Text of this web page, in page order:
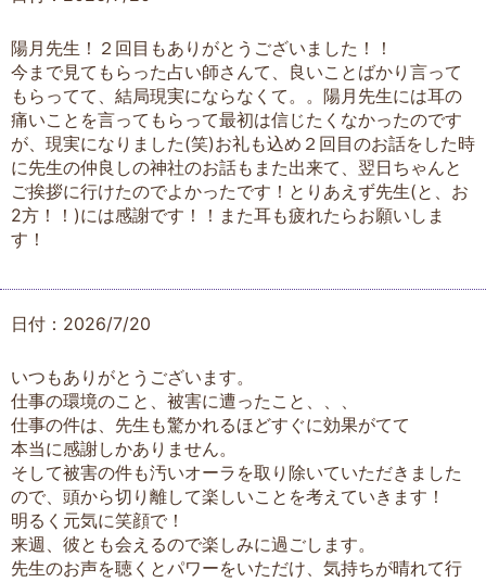
陽月先生！２回目もありがとうございました！！
今まで見てもらった占い師さんて、良いことばかり言って
もらってて、結局現実にならなくて。。陽月先生には耳の
痛いことを言ってもらって最初は信じたくなかったのです
が、現実になりました(笑)お礼も込め２回目のお話をした時
に先生の仲良しの神社のお話もまた出来て、翌日ちゃんと
ご挨拶に行けたのでよかったです！とりあえず先生(と、お
2方！！)には感謝です！！また耳も疲れたらお願いしま
す！
日付：2026/7/20
いつもありがとうございます。
仕事の環境のこと、被害に遭ったこと、、、
仕事の件は、先生も驚かれるほどすぐに効果がてて
本当に感謝しかありません。
そして被害の件も汚いオーラを取り除いていただきました
ので、頭から切り離して楽しいことを考えていきます！
明るく元気に笑顔で！
来週、彼とも会えるので楽しみに過ごします。
先生のお声を聴くとパワーをいただけ、気持ちが晴れて行